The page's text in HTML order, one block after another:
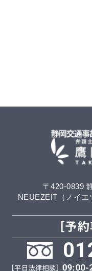
〒420-0839
NEUEZEIT（ノイ